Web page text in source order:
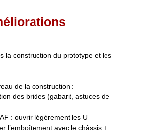
la construction du prototype et les
de la construction :
des brides (gabarit, astuces de
: ouvrir légèrement les U
l’emboîtement avec le châssis +